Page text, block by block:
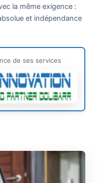
la même exigence :
et indépendance
de ses services